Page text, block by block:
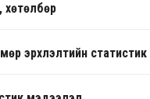
хөтөлбөр
эрхлэлтийн